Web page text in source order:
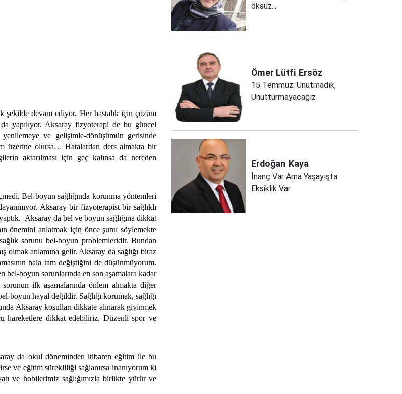
şekilde devam ediyor. Her hastalık için çözüm
yapılıyor. Aksaray fizyoterapi de bu güncel
ve gelişimle-dönüşümün gerisinde
üzerine olursa… Hatalardan ders almakta bir
aktarılması için geç kalınsa da nereden
Bel-boyun sağlığında korunma yöntemleri
Aksaray bir fizyoterapist bir sağlıklı
Aksaray da bel ve boyun sağlığına dikkat
önemini anlatmak için önce şunu söylemekte
sorunu bel-boyun problemleridir. Bundan
olmak anlamına gelir. Aksaray da sağlığı biraz
hala tam değiştiğini de düşünmüyorum.
bel-boyun sorunlarında en son aşamalara kadar
ilk aşamalarında önlem almakta diğer
boyun hayal değildir. Sağlığı korumak, sağlığı
Aksaray koşulları dikkate alınarak giyinmek
hareketlere dikkat edebiliriz. Düzenli spor ve
okul döneminden itibaren eğitim ile bu
ve eğitim sürekliliği sağlanırsa inanıyorum ki
ve hobilerimiz sağlığımızla birlikte yürür ve
öksüz...
Ömer Lütfi Ersöz
15 Temmuz: Unutmadık,
Unutturmayacağız
Erdoğan Kaya
İnanç Var Ama Yaşayışta
Eksiklik Var